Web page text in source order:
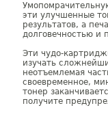
эти улучшенные
результатов, а
долговечностью и
Эти чудо-
изучать
неотъемлемая
своевременное,
тонер
получите